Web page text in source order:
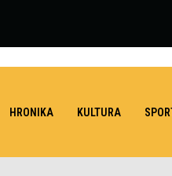
HRONIKA KULTURA